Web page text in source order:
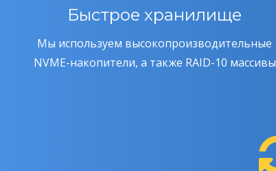
Быстрое хранилище
Мы используем высокопроизводительные
NVME-накопители, а также RAID-10 массивы